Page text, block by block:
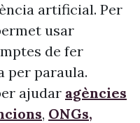
artificial. Per
usar
de fer
per paraula.
ajudar agències
, ONGs,